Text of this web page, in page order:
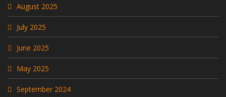
August 2025
July 2025
June 2025
May 2025
September 2024